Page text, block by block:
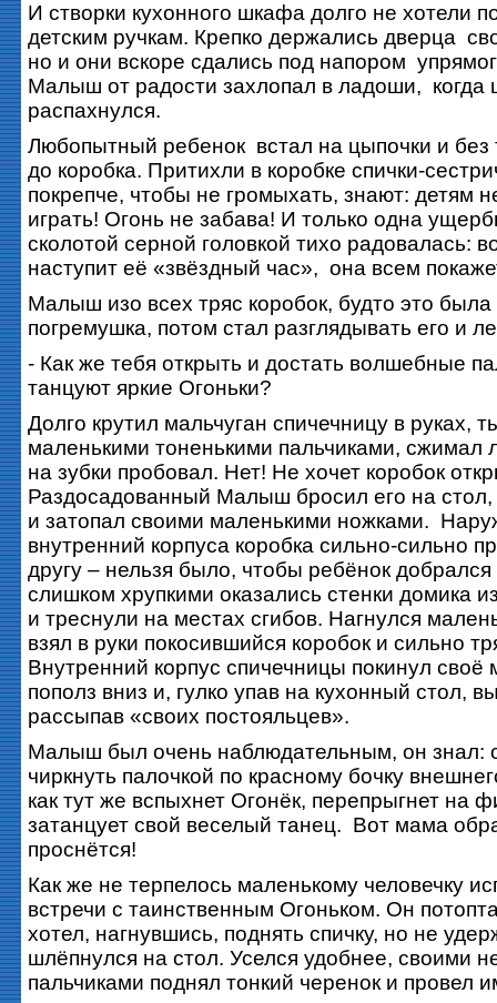
И створки кухонного шкафа долго не хотели
детским ручкам. Крепко держались дверца
но и они вскоре сдались под напором
Малыш от радости захлопал в ладоши, когда
распахнулся.
Любопытный ребенок встал на цыпочки и без
до коробка. Притихли в коробке спички-
покрепче, чтобы не громыхать, знают: детям
играть! Огонь не забава! И только одна
сколотой серной головкой тихо радовалась:
наступит её «звёздный час», она всем
Малыш изо всех тряс коробок, будто это была
погремушка, потом стал разглядывать его и
- Как же тебя открыть и достать волшебные
танцуют яркие Огоньки?
Долго крутил мальчуган спичечницу в руках,
маленькими тоненькими пальчиками, сжимал
на зубки пробовал. Нет! Не хочет коробок
Раздосадованный Малыш бросил его на стол,
и затопал своими маленькими ножками.
внутренний корпуса коробка сильно-сильно
другу – нельзя было, чтобы ребёнок
слишком хрупкими оказались стенки домика
и треснули на местах сгибов. Нагнулся
взял в руки покосившийся коробок и сильно
Внутренний корпус спичечницы покинул своё
пополз вниз и, гулко упав на кухонный стол,
рассыпав «своих постояльцев».
Малыш был очень наблюдательным, он знал:
чиркнуть палочкой по красному бочку
как тут же вспыхнет Огонёк, перепрыгнет на
затанцует свой веселый танец. Вот мама
проснётся!
Как же не терпелось маленькому человечку
встречи с таинственным Огоньком. Он
хотел, нагнувшись, поднять спичку, но не
шлёпнулся на стол. Уселся удобнее, своими
пальчиками поднял тонкий черенок и провел